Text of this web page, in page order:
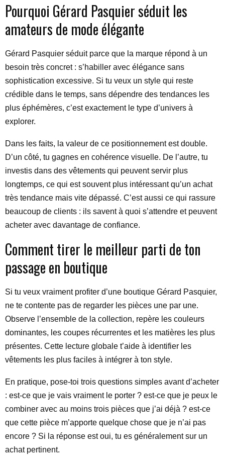
Pourquoi Gérard Pasquier séduit les
amateurs de mode élégante
Gérard Pasquier séduit parce que la marque répond à un
besoin très concret : s’habiller avec élégance sans
sophistication excessive. Si tu veux un style qui reste
crédible dans le temps, sans dépendre des tendances les
plus éphémères, c’est exactement le type d’univers à
explorer.
Dans les faits, la valeur de ce positionnement est double.
D’un côté, tu gagnes en cohérence visuelle. De l’autre, tu
investis dans des vêtements qui peuvent servir plus
longtemps, ce qui est souvent plus intéressant qu’un achat
très tendance mais vite dépassé. C’est aussi ce qui rassure
beaucoup de clients : ils savent à quoi s’attendre et peuvent
acheter avec davantage de confiance.
Comment tirer le meilleur parti de ton
passage en boutique
Si tu veux vraiment profiter d’une boutique Gérard Pasquier,
ne te contente pas de regarder les pièces une par une.
Observe l’ensemble de la collection, repère les couleurs
dominantes, les coupes récurrentes et les matières les plus
présentes. Cette lecture globale t’aide à identifier les
vêtements les plus faciles à intégrer à ton style.
En pratique, pose-toi trois questions simples avant d’acheter
: est-ce que je vais vraiment le porter ? est-ce que je peux le
combiner avec au moins trois pièces que j’ai déjà ? est-ce
que cette pièce m’apporte quelque chose que je n’ai pas
encore ? Si la réponse est oui, tu es généralement sur un
achat pertinent.